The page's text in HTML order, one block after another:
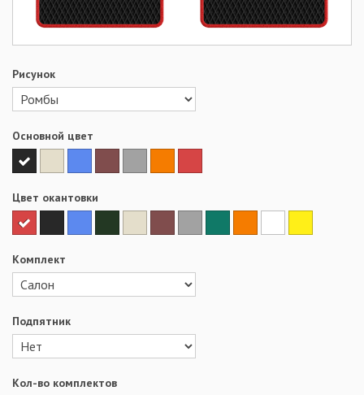
Рисунок
Основной цвет
Цвет окантовки
Комплект
Подпятник
Кол-во комплектов